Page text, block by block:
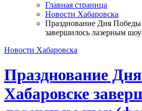
Главная страница
Новости Хабаровска
Празднование Дня Победы
завершилось лазерным
Новости Хабаровска
Празднование
Хабаровске